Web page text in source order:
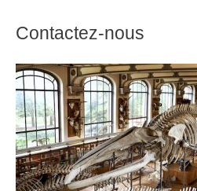
Contactez-nous